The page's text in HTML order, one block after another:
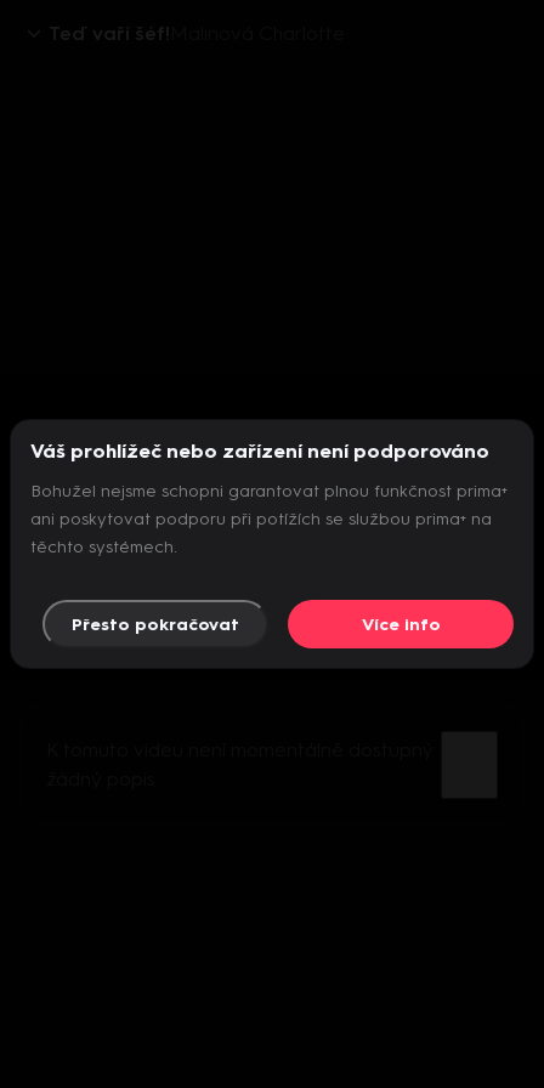
Teď vaří šéf!
Nepodařilo se inicializovat přehrávač
Váš prohlížeč nebo zařízení není podporováno
Bohužel nejsme schopni garantovat plnou funkčnost prima+
ani poskytovat podporu při potížích se službou prima+ na
těchto systémech.
Přesto pokračovat Více info